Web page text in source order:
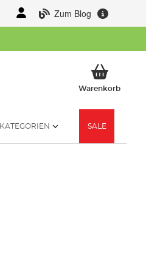
Zum Blog
WarenkorbMein
KATEGORIEN SALE